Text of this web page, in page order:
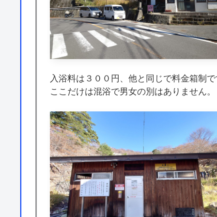
入浴料は３００円、他と同じで料金箱制
ここだけは混浴で男女の別はありません。